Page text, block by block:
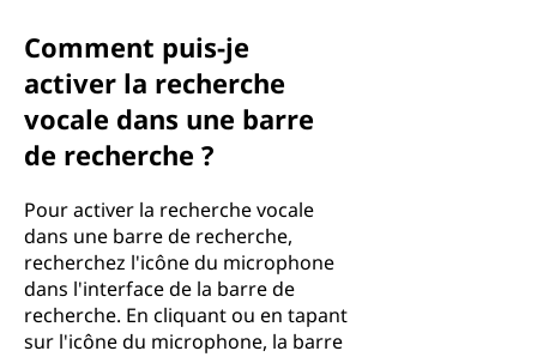
Comment puis-je
activer la recherche
vocale dans une barre
de recherche ?
Pour activer la recherche vocale
dans une barre de recherche,
recherchez l'icône du microphone
dans l'interface de la barre de
recherche. En cliquant ou en tapant
sur l'icône du microphone, la barre